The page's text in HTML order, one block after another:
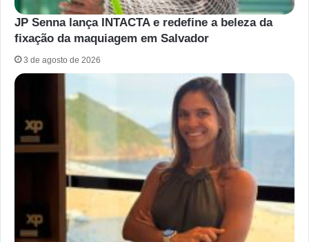
JP Senna lança INTACTA e redefine a beleza da
fixação da maquiagem em Salvador
3 de agosto de 2026